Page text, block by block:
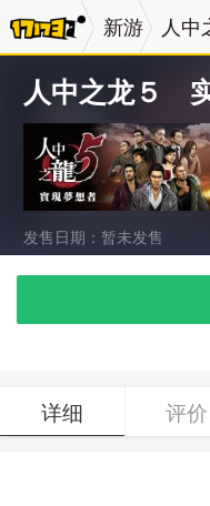
新游 人
人中之龙５
发售日期：暂未发售
详细 评价